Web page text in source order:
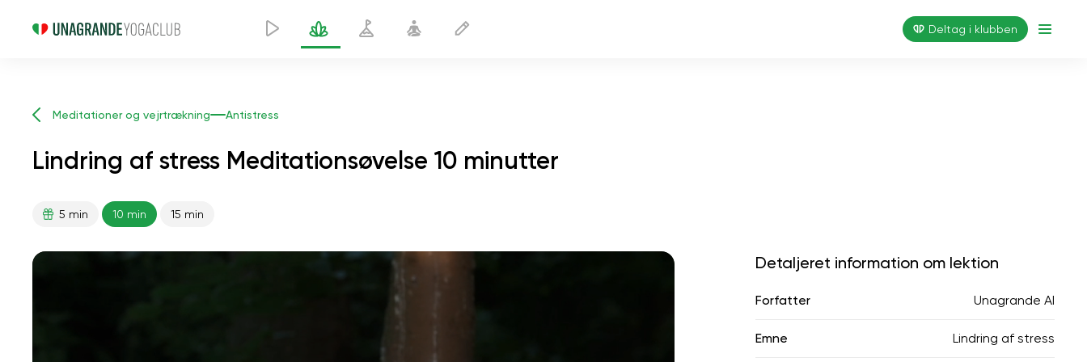
Deltag i klubben
Meditationer og vejrtrækning Antistress
Lindring af stress Meditationsøvelse 10 minutter
5 min 10 min 15 min
indre fred
Detaljeret information om lektion
Forfatter Unagrande AI
Emne Lindring af stress